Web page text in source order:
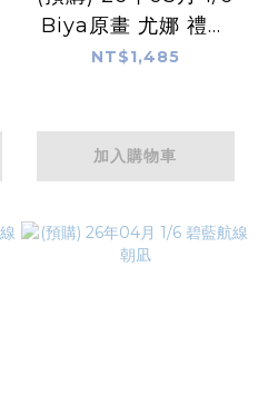
Biya原畫 尤娜 禮服
ver.
NT$1,485
加入購物車